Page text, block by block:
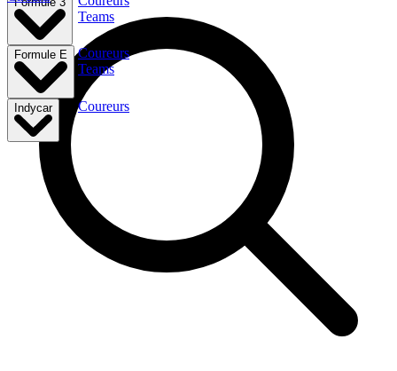
Teams
Formule E
Coureurs
Teams
Indycar Coureurs